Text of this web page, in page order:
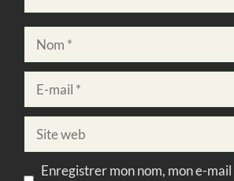
Nom
mail
Site
web
Enregistrer mon nom, mon e-